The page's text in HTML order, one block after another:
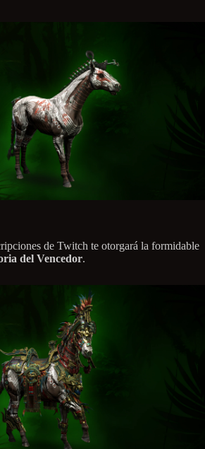
de Twitch te otorgará la formidable
del Vencedor.